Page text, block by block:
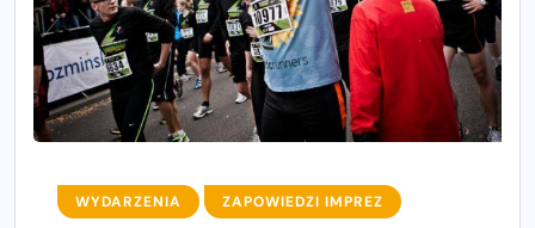
WYDARZENIA ZAPOWIEDZI IMPREZ